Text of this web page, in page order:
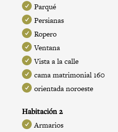
Parqué
Persianas
Ropero
Ventana
Vista a la calle
cama matrimonial 160
orientada noroeste
Habitación 2
Armarios